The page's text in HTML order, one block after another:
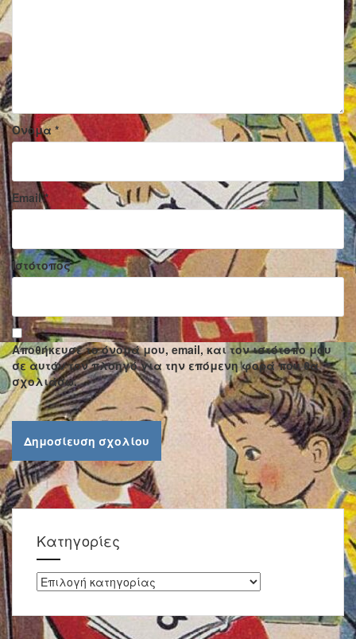
Όνομα *
Email*
Ιστότοπος
Αποθήκευσε το όνομά μου, email, και τον ιστότοπο μου
σε αυτόν τον πλοηγό για την επόμενη φορά που θα
σχολιάσω.
Kατηγορίες
Kατηγορίες